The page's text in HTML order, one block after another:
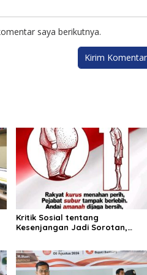
saya berikutnya.
Kritik Sosial tentang
Kesenjangan Jadi Sorotan,
Korupsi